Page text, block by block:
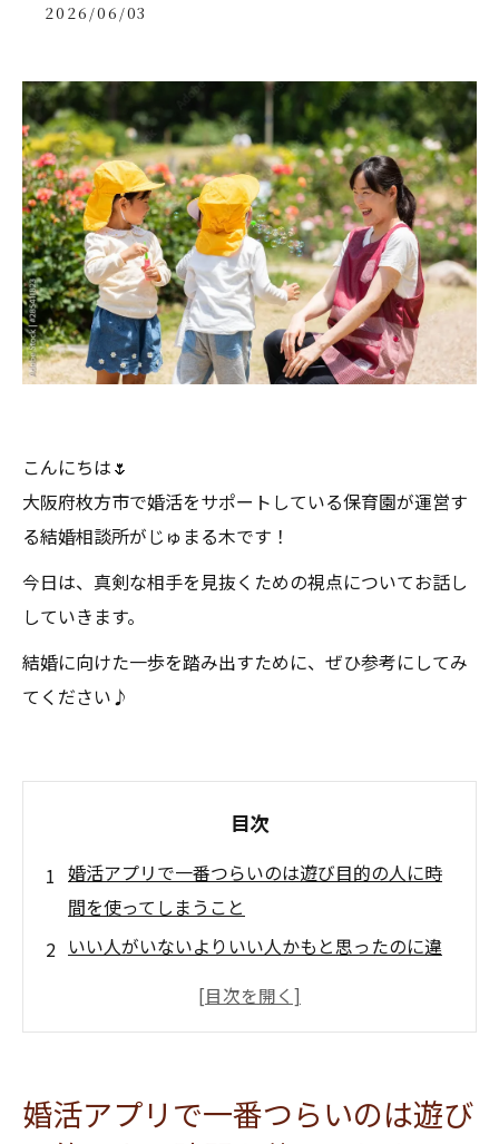
2026/06/03
こんにちは🌷
大阪府枚方市で婚活をサポートしている保育園が運営す
る結婚相談所がじゅまる木です！
今日は、真剣な相手を見抜くための視点についてお話し
していきます。
結婚に向けた一歩を踏み出すために、ぜひ参考にしてみ
てください♪
目次
婚活アプリで一番つらいのは遊び目的の人に時
間を使ってしまうこと
いい人がいないよりいい人かもと思ったのに違
減りやすい
婚活アプリで一番つらいのは遊び